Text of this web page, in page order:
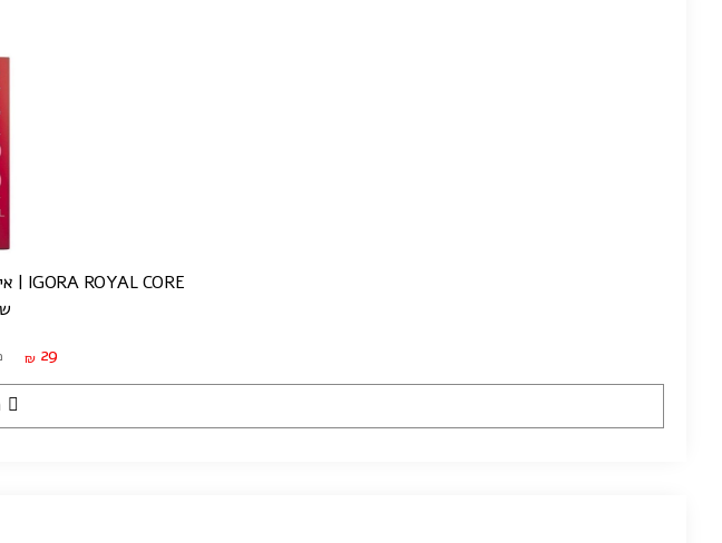
IGORA ROYAL CORE | איגורה רויאל קור צבע לשיער 60 מ"ל
₪ 29